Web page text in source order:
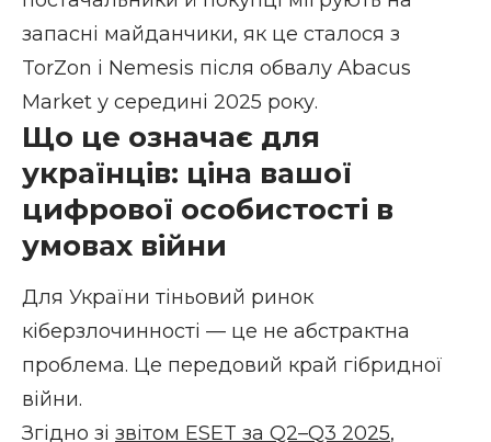
запасні майданчики, як це сталося з
TorZon і Nemesis після обвалу Abacus
Market у середині 2025 року.
Що це означає для
українців: ціна вашої
цифрової особистості в
умовах війни
Для України тіньовий ринок
кіберзлочинності — це не абстрактна
проблема. Це передовий край гібридної
війни.
Згідно зі звітом ESET за Q2–Q3 2025,